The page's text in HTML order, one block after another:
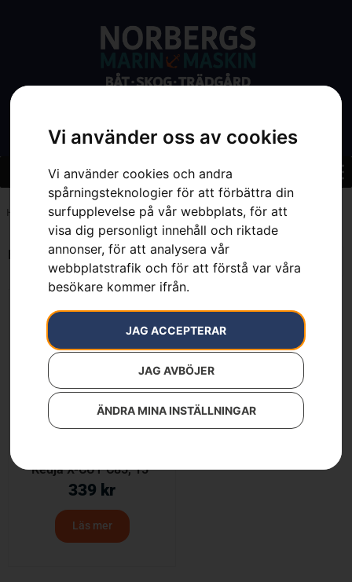
Vi använder oss av cookies
Vi använder cookies och andra
spårningsteknologier för att förbättra din
surfupplevelse på vår webbplats, för att
visa dig personligt innehåll och riktade
annonser, för att analysera vår
webbplatstrafik och för att förstå var våra
besökare kommer ifrån.
JAG ACCEPTERAR
JAG AVBÖJER
ÄNDRA MINA INSTÄLLNINGAR
Hem 7393080693860
Endast ett sökresultat
Kedja X-CUT C85, 15″
339 kr
Läs mer